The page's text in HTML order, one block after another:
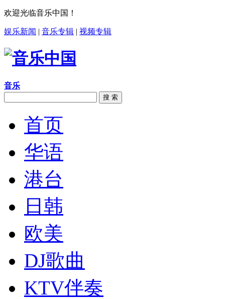
欢迎光临音乐中国！
娱乐新闻 | 音乐专辑 | 视频专辑
音乐
搜 索
首页
华语
港台
日韩
欧美
DJ歌曲
KTV伴奏